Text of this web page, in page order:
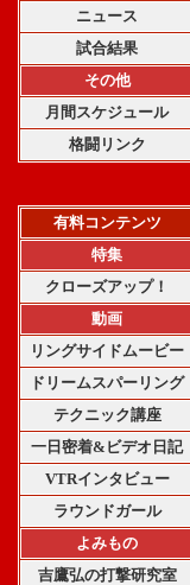
ニュース
試合結果
その他
月間スケジュール
格闘リンク
有料コンテンツ
特集
クローズアップ！
動画
リングサイドムービー
ドリームスパーリング
テクニック講座
一日密着&ビデオ日記
VTRインタビュー
ラウンドガール
よみもの
吉鷹弘の打撃研究室